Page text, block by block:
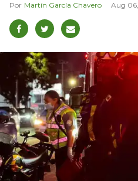
Martín García Chavero Aug